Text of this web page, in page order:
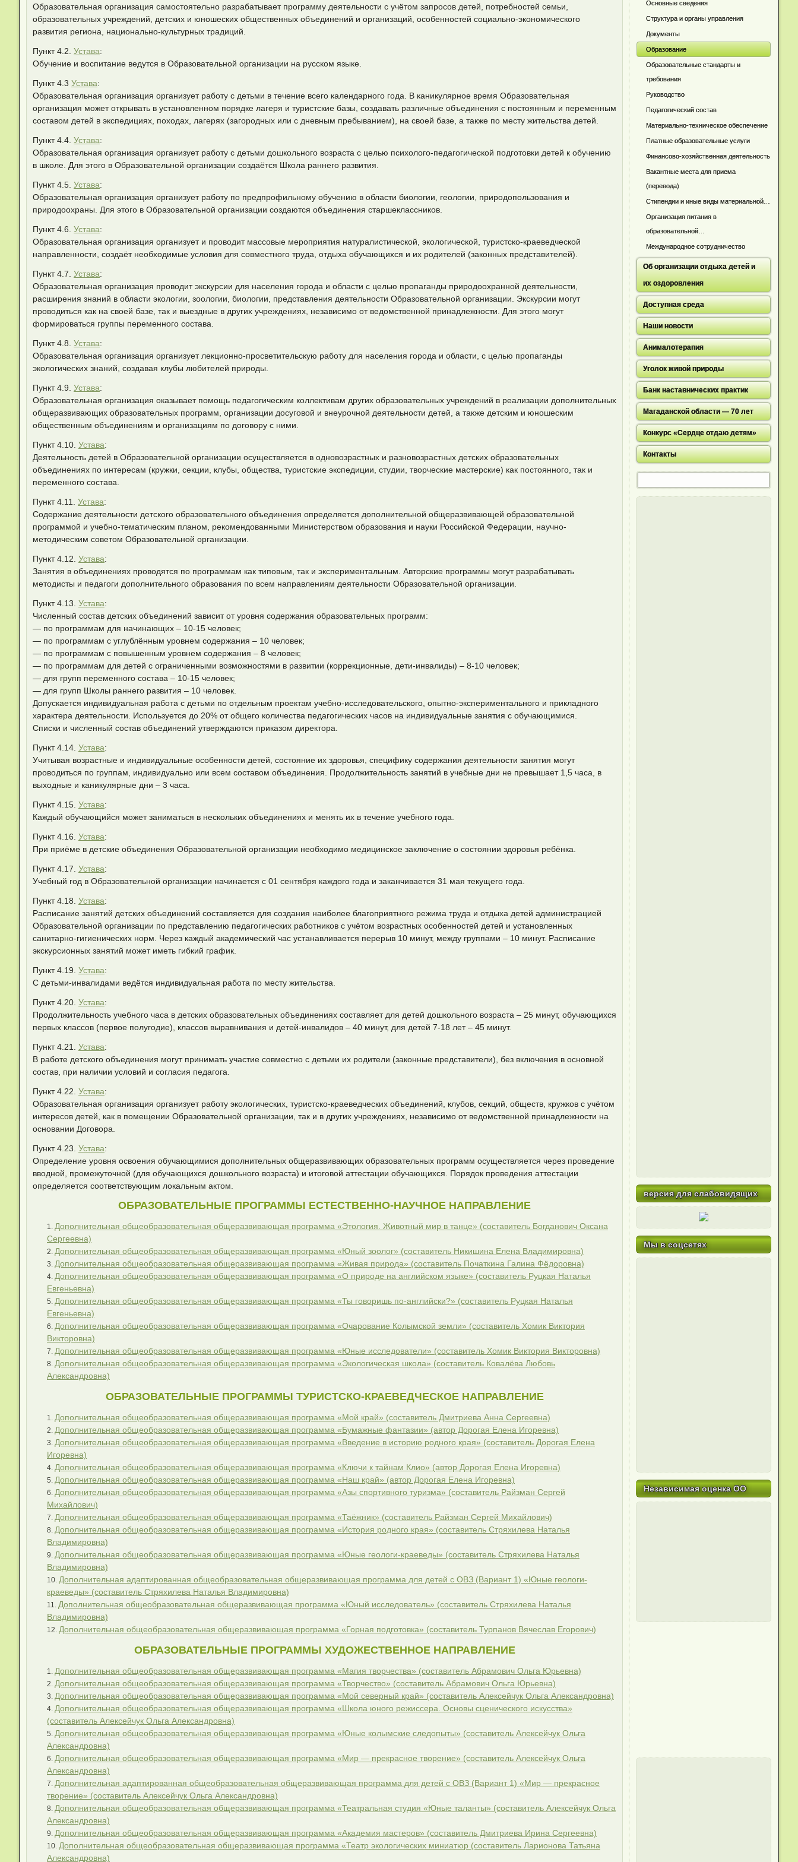
Образовательная организация самостоятельно разрабатывает программу деятельности с учётом запросов детей, потребностей семьи,
образовательных учреждений, детских и юношеских общественных объединений и организаций, особенностей социально-экономического
развития региона, национально-культурных традиций.
Пункт 4.2. Устава:
Обучение и воспитание ведутся в Образовательной организации на русском языке.
Пункт 4.3 Устава:
Образовательная организация организует работу с детьми в течение всего календарного года. В каникулярное время Образовательная
организация может открывать в установленном порядке лагеря и туристские базы, создавать различные объединения с постоянным и переменным
составом детей в экспедициях, походах, лагерях (загородных или с дневным пребыванием), на своей базе, а также по месту жительства детей.
Пункт 4.4. Устава:
Образовательная организация организует работу с детьми дошкольного возраста с целью психолого-педагогической подготовки детей к обучению
в школе. Для этого в Образовательной организации создаётся Школа раннего развития.
Пункт 4.5. Устава:
Образовательная организация организует работу по предпрофильному обучению в области биологии, геологии, природопользования и
природоохраны. Для этого в Образовательной организации создаются объединения старшеклассников.
Пункт 4.6. Устава:
Образовательная организация организует и проводит массовые мероприятия натуралистической, экологической, туристско-краеведческой
направленности, создаёт необходимые условия для совместного труда, отдыха обучающихся и их родителей (законных представителей).
Пункт 4.7. Устава:
Образовательная организация проводит экскурсии для населения города и области с целью пропаганды природоохранной деятельности,
расширения знаний в области экологии, зоологии, биологии, представления деятельности Образовательной организации. Экскурсии могут
проводиться как на своей базе, так и выездные в других учреждениях, независимо от ведомственной принадлежности. Для этого могут
формироваться группы переменного состава.
Пункт 4.8. Устава:
Образовательная организация организует лекционно-просветительскую работу для населения города и области, с целью пропаганды
экологических знаний, создавая клубы любителей природы.
Пункт 4.9. Устава:
Образовательная организация оказывает помощь педагогическим коллективам других образовательных учреждений в реализации дополнительных
общеразвивающих образовательных программ, организации досуговой и внеурочной деятельности детей, а также детским и юношеским
общественным объединениям и организациям по договору с ними.
Пункт 4.10. Устава:
Деятельность детей в Образовательной организации осуществляется в одновозрастных и разновозрастных детских образовательных
объединениях по интересам (кружки, секции, клубы, общества, туристские экспедиции, студии, творческие мастерские) как постоянного, так и
переменного состава.
Пункт 4.11. Устава:
Содержание деятельности детского образовательного объединения определяется дополнительной общеразвивающей образовательной
программой и учебно-тематическим планом, рекомендованными Министерством образования и науки Российской Федерации, научно-
методическим советом Образовательной организации.
Пункт 4.12. Устава:
Занятия в объединениях проводятся по программам как типовым, так и экспериментальным. Авторские программы могут разрабатывать
методисты и педагоги дополнительного образования по всем направлениям деятельности Образовательной организации.
Пункт 4.13. Устава:
Численный состав детских объединений зависит от уровня содержания образовательных программ:
— по программам для начинающих – 10-15 человек;
— по программам с углублённым уровнем содержания – 10 человек;
— по программам с повышенным уровнем содержания – 8 человек;
— по программам для детей с ограниченными возможностями в развитии (коррекционные, дети-инвалиды) – 8-10 человек;
— для групп переменного состава – 10-15 человек;
— для групп Школы раннего развития – 10 человек.
Допускается индивидуальная работа с детьми по отдельным проектам учебно-исследовательского, опытно-экспериментального и прикладного
характера деятельности. Используется до 20% от общего количества педагогических часов на индивидуальные занятия с обучающимися.
Списки и численный состав объединений утверждаются приказом директора.
Пункт 4.14. Устава:
Учитывая возрастные и индивидуальные особенности детей, состояние их здоровья, специфику содержания деятельности занятия могут
проводиться по группам, индивидуально или всем составом объединения. Продолжительность занятий в учебные дни не превышает 1,5 часа, в
выходные и каникулярные дни – 3 часа.
Пункт 4.15. Устава:
Каждый обучающийся может заниматься в нескольких объединениях и менять их в течение учебного года.
Пункт 4.16. Устава:
При приёме в детские объединения Образовательной организации необходимо медицинское заключение о состоянии здоровья ребёнка.
Пункт 4.17. Устава:
Учебный год в Образовательной организации начинается с 01 сентября каждого года и заканчивается 31 мая текущего года.
Пункт 4.18. Устава:
Расписание занятий детских объединений составляется для создания наиболее благоприятного режима труда и отдыха детей администрацией
Образовательной организации по представлению педагогических работников с учётом возрастных особенностей детей и установленных
санитарно-гигиенических норм. Через каждый академический час устанавливается перерыв 10 минут, между группами – 10 минут. Расписание
экскурсионных занятий может иметь гибкий график.
Пункт 4.19. Устава:
С детьми-инвалидами ведётся индивидуальная работа по месту жительства.
Пункт 4.20. Устава:
Продолжительность учебного часа в детских образовательных объединениях составляет для детей дошкольного возраста – 25 минут, обучающихся
первых классов (первое полугодие), классов выравнивания и детей-инвалидов – 40 минут, для детей 7-18 лет – 45 минут.
Пункт 4.21. Устава:
В работе детского объединения могут принимать участие совместно с детьми их родители (законные представители), без включения в основной
состав, при наличии условий и согласия педагога.
Пункт 4.22. Устава:
Образовательная организация организует работу экологических, туристско-краеведческих объединений, клубов, секций, обществ, кружков с учётом
интересов детей, как в помещении Образовательной организации, так и в других учреждениях, независимо от ведомственной принадлежности на
основании Договора.
Пункт 4.23. Устава:
Определение уровня освоения обучающимися дополнительных общеразвивающих образовательных программ осуществляется через проведение
вводной, промежуточной (для обучающихся дошкольного возраста) и итоговой аттестации обучающихся. Порядок проведения аттестации
определяется соответствующим локальным актом.
ОБРАЗОВАТЕЛЬНЫЕ ПРОГРАММЫ ЕСТЕСТВЕННО-НАУЧНОЕ НАПРАВЛЕНИЕ
Дополнительная общеобразовательная общеразвивающая программа «Этология. Животный мир в танце» (составитель Богданович Оксана
Сергеевна)
Дополнительная общеобразовательная общеразвивающая программа «Юный зоолог» (составитель Никишина Елена Владимировна)
Дополнительная общеобразовательная общеразвивающая программа «Живая природа» (составитель Початкина Галина Фёдоровна)
Дополнительная общеобразовательная общеразвивающая программа «О природе на английском языке» (составитель Руцкая Наталья
Евгеньевна)
Дополнительная общеобразовательная общеразвивающая программа «Ты говоришь по-английски?» (составитель Руцкая Наталья
Евгеньевна)
Дополнительная общеобразовательная общеразвивающая программа «Очарование Колымской земли» (составитель Хомик Виктория
Викторовна)
Дополнительная общеобразовательная общеразвивающая программа «Юные исследователи» (составитель Хомик Виктория Викторовна)
Дополнительная общеобразовательная общеразвивающая программа «Экологическая школа» (составитель Ковалёва Любовь
Александровна)
ОБРАЗОВАТЕЛЬНЫЕ ПРОГРАММЫ ТУРИСТСКО-КРАЕВЕДЧЕСКОЕ НАПРАВЛЕНИЕ
Дополнительная общеобразовательная общеразвивающая программа «Мой край» (составитель Дмитриева Анна Сергеевна)
Дополнительная общеобразовательная общеразвивающая программа «Бумажные фантазии» (автор Дорогая Елена Игоревна)
Дополнительная общеобразовательная общеразвивающая программа «Введение в историю родного края» (составитель Дорогая Елена
Игоревна)
Дополнительная общеобразовательная общеразвивающая программа «Ключи к тайнам Клио» (автор Дорогая Елена Игоревна)
Дополнительная общеобразовательная общеразвивающая программа «Наш край» (автор Дорогая Елена Игоревна)
Дополнительная общеобразовательная общеразвивающая программа «Азы спортивного туризма» (составитель Райзман Сергей
Михайлович)
Дополнительная общеобразовательная общеразвивающая программа «Таёжник» (составитель Райзман Сергей Михайлович)
Дополнительная общеобразовательная общеразвивающая программа «История родного края» (составитель Стряхилева Наталья
Владимировна)
Дополнительная общеобразовательная общеразвивающая программа «Юные геологи-краеведы» (составитель Стряхилева Наталья
Владимировна)
Дополнительная адаптированная общеобразовательная общеразвивающая программа для детей с ОВЗ (Вариант 1) «Юные геологи-
краеведы» (составитель Стряхилева Наталья Владимировна)
Дополнительная общеобразовательная общеразвивающая программа «Юный исследователь» (составитель Стряхилева Наталья
Владимировна)
Дополнительная общеобразовательная общеразвивающая программа «Горная подготовка» (составитель Турпанов Вячеслав Егорович)
ОБРАЗОВАТЕЛЬНЫЕ ПРОГРАММЫ ХУДОЖЕСТВЕННОЕ НАПРАВЛЕНИЕ
Дополнительная общеобразовательная общеразвивающая программа «Магия творчества» (составитель Абрамович Ольга Юрьевна)
Дополнительная общеобразовательная общеразвивающая программа «Творчество» (составитель Абрамович Ольга Юрьевна)
Дополнительная общеобразовательная общеразвивающая программа «Мой северный край» (составитель Алексейчук Ольга Александровна)
Дополнительная общеобразовательная общеразвивающая программа «Школа юного режиссера. Основы сценического искусства»
(составитель Алексейчук Ольга Александровна)
Дополнительная общеобразовательная общеразвивающая программа «Юные колымские следопыты» (составитель Алексейчук Ольга
Александровна)
Дополнительная общеобразовательная общеразвивающая программа «Мир — прекрасное творение» (составитель Алексейчук Ольга
Александровна)
Дополнительная адаптированная общеобразовательная общеразвивающая программа для детей с ОВЗ (Вариант 1) «Мир — прекрасное
творение» (составитель Алексейчук Ольга Александровна)
Дополнительная общеобразовательная общеразвивающая программа «Театральная студия «Юные таланты» (составитель Алексейчук Ольга
Александровна)
Дополнительная общеобразовательная общеразвивающая программа «Академия мастеров» (составитель Дмитриева Ирина Сергеевна)
Дополнительная общеобразовательная общеразвивающая программа «Театр экологических миниатюр (составитель Ларионова Татьяна
Александровна)
Основные сведения
Структура и органы управления
Документы
Образование
Образовательные стандарты и
требования
Руководство
Педагогический состав
Материально-техническое обеспечение
Платные образовательные услуги
Финансово-хозяйственная деятельность
Вакантные места для приема
(перевода)
Стипендии и иные виды материальной…
Организация питания в
образовательной…
Международное сотрудничество
Об организации отдыха детей и
их оздоровления
Доступная среда
Наши новости
Анималотерапия
Уголок живой природы
Банк наставнических практик
Магаданской области — 70 лет
Конкурс «Сердце отдаю детям»
Контакты
версия для слабовидящих
Мы в соцсетях
Независимая оценка ОО